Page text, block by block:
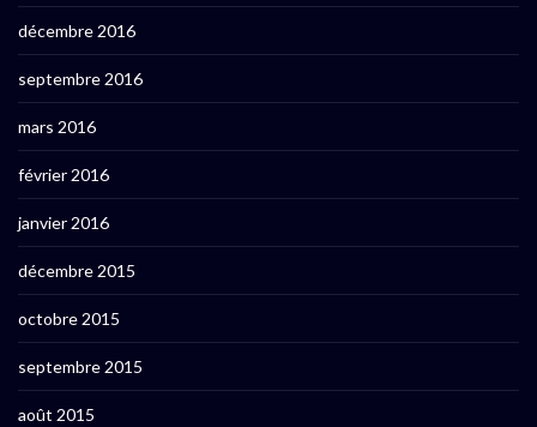
décembre 2016
septembre 2016
mars 2016
février 2016
janvier 2016
décembre 2015
octobre 2015
septembre 2015
août 2015